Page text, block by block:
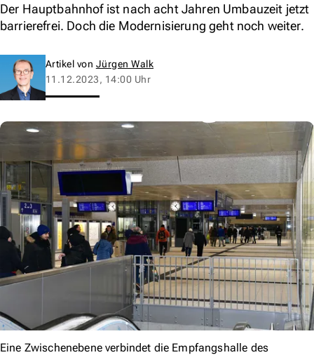
Der Hauptbahnhof ist nach acht Jahren Umbauzeit jetzt
barrierefrei. Doch die Modernisierung geht noch weiter.
Artikel von Jürgen Walk
11.12.2023, 14:00 Uhr
Eine Zwischenebene verbindet die Empfangshalle des